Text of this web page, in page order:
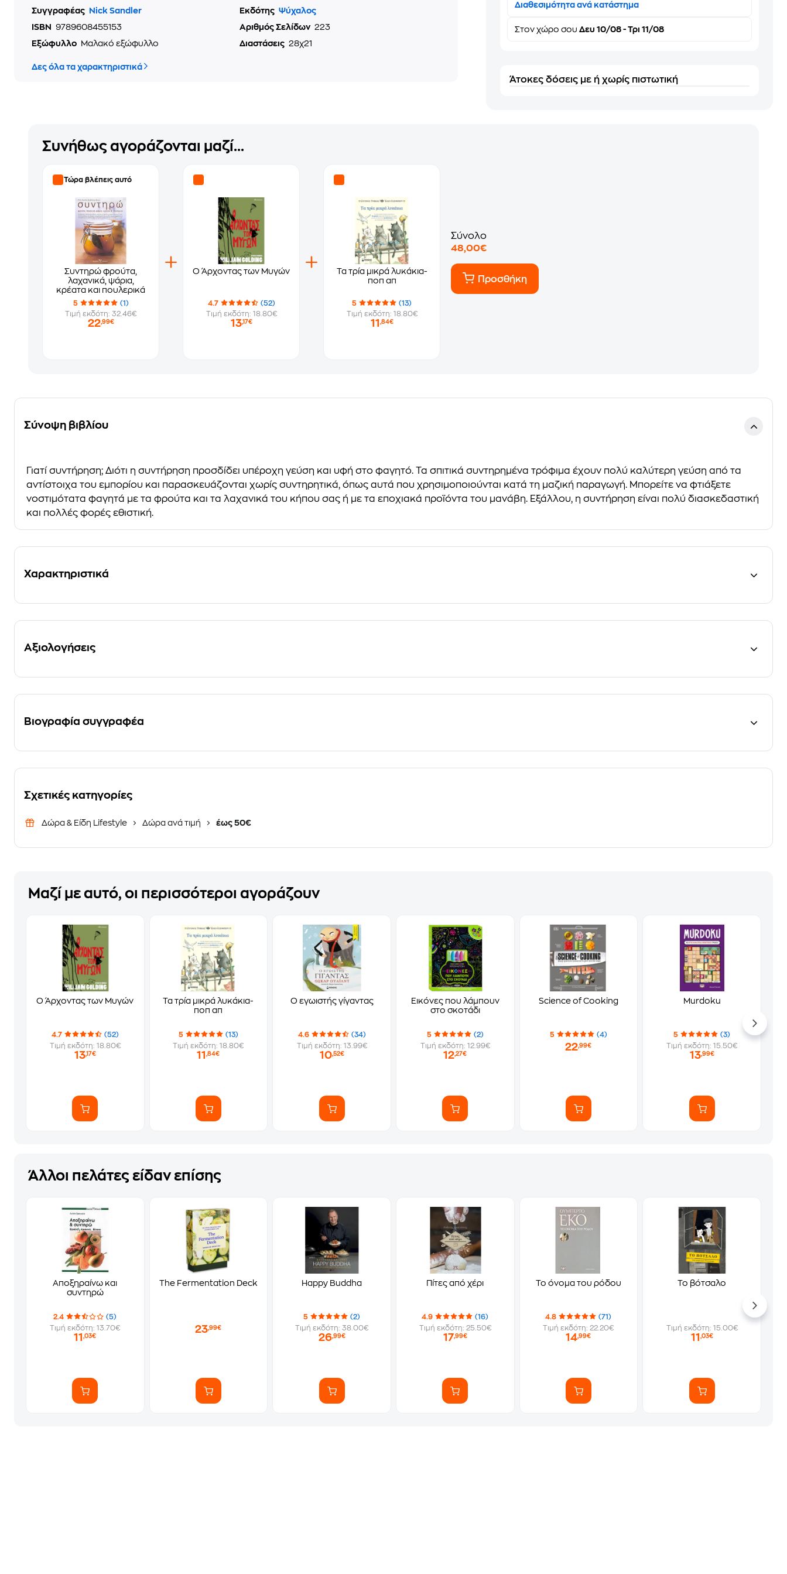
Συγγραφέας Nick Sandler Εκδότης Ψύχαλος
ISBN
9789608455153 Αριθμός Σελίδων 223
Εξώφυλλο
Μαλακό εξώφυλλο Διαστάσεις 28χ21
Δες όλα τα χαρακτηριστικά
Διαθεσιμότητα ανά κατάστημα
Στονχώρο σου Δευ 10/08 - Τρι 11/08
Άτοκες δόσεις με ή χωρίς πιστωτική
Συνήθως αγοράζονται μαζί...
Τώρα βλέπεις αυτό
Συντηρώ φρούτα,
λαχανικά, ψάρια,
κρέατα και πουλερικά
5
(1)
Τιμή εκδότη: 32.46€
22,99€
Ο Άρχοντας των Μυγών
4.7
(52)
Τιμή εκδότη: 18.80€
13,17€
Τα τρία μικρά λυκάκια-
ποπ απ
5
(13)
Τιμή εκδότη: 18.80€
11 ,84€
Σύνολο
48,00€
Προσθήκη
Σύνοψη βιβλίου
Γιατί συντήρηση; Διότι η συντήρηση προσδίδει υπέροχη γεύση και υφή στο φαγητό. Τα σπιτικά συντηρημένα τρόφιμα έχουν πολύ καλύτερη γεύση από τα
αντίστοιχα του εμπορίου και παρασκευάζονται χωρίς συντηρητικά, όπως αυτά που χρησιμοποιούνται κατά τη μαζική παραγωγή. Μπορείτε να φτιάξετε
νοστιμότατα φαγητά με τα φρούτα και τα λαχανικά του κήπου σας ή με τα εποχιακά προϊόντα του μανάβη. Εξάλλου, η συντήρηση είναι πολύ διασκεδαστική
και πολλές φορές εθιστική.
Χαρακτηριστικά
Αξιολογήσεις
Βιογραφία συγγραφέα
Σχετικές κατηγορίες
Δώρα & Είδη Lifestyle Δώρα ανά τιμή έως 50€
Μαζί με αυτό, οι περισσότεροι αγοράζουν
Ο Άρχοντας των Μυγών
4.7
(52)
Τιμή εκδότη: 18.80€
13,17€
Τα τρία μικρά λυκάκια-
ποπ απ
5
(13)
Τιμή εκδότη: 18.80€
11,84€
Ο εγωιστής γίγαντας
4.6
(34)
Τιμή εκδότη: 13.99€
10,52€
Εικόνες που λάμπουν
στο σκοτάδι
5
(2)
Τιμή εκδότη: 12.99€
12,27€
Science of Cooking
5 (4)
22,99€
Murdoku
5
(3)
Τιμή εκδότη: 15.50€
13,99€
Άλλοι πελάτες είδαν επίσης
Αποξηραίνω και
συντηρώ
2.4
(5)
Τιμή εκδότη: 13.70€
11,03€
The Fermentation Deck
23,99€
Happy Buddha
5
(2)
Τιμή εκδότη: 38.00€
26,99€
Πίτες από χέρι
4.9
(16)
Τιμή εκδότη: 25.50€
17,99€
Το όνομα του ρόδου
4.8
(71)
Τιμή εκδότη: 22.20€
14,99€
Το βότσαλο
Τιμή εκδότη: 15.00€
11 ,03€